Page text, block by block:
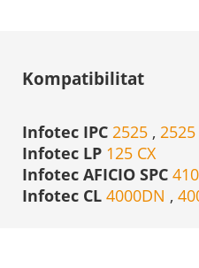
Kompatibilitat
Infotec IPC 2525 , 2525
Infotec LP 125 CX
Infotec AFICIO SPC
Infotec CL 4000DN ,